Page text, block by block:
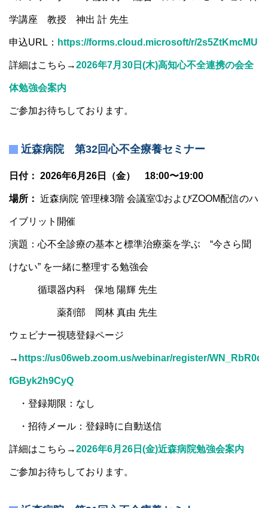
学講座 教授 神出 計 先生
申込URL： https://forms.cloud.microsoft/r/2s5ZtKmcMU
詳細はこちら→2026年7月30日(木)高知心不全連携の会全
体勉強会案内
ご参加お待ちしております。
近森病院 第32回心不全療養セミナー
日付： 2026年6月26日（金） 18:00〜19:00
場所： 近森病院 管理棟3階 会議室➀およびZOOM配信のハ
イブリット開催
演題：⼼不全診療の基本と標準治療薬を学ぶ “今さら聞
けない” を⼀緒に整理する勉強会
循環器内科 保地 陽輝 先生
薬剤部 岡林 真由 先生
ウェビナー視聴登録ページ
→ https://us06web.zoom.us/webinar/register/
fGByk2h9CyQ
・登録期限：なし
・招待メール：登録時に自動送信
詳細はこちら→2026年6月26日(金)近森病院勉強会案内
ご参加お待ちしております。